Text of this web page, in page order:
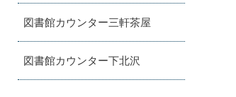
図書館カウンター三軒茶屋
図書館カウンター下北沢